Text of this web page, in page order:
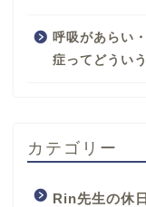
呼吸があらい
症ってどうい
カテゴリー
Rin先生の休日